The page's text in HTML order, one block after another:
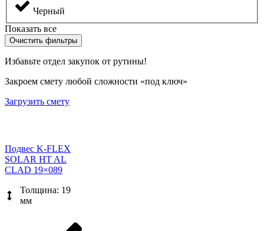
Черный
Показать все
Очистить фильтры
Избавьте отдел закупок от рутины!
Закроем смету любой сложности «под ключ»
Загрузить смету
Подвес K-FLEX
SOLAR HT AL
CLAD 19×089
Толщина: 19
мм